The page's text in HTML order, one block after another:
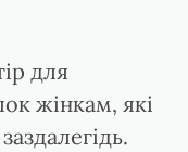
для
жінкам, які